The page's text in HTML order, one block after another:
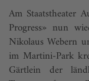
Am Staatstheater
Progress» nun
Nikolaus Webern
im Martini-Park
Gärtlein der